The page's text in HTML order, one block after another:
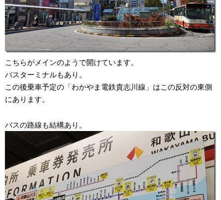
こちらがメインのようで開けています。
バスターミナルもあり。
この後乗車予定の「わかやま電鉄貴志川線」はこの反対の東側
にあります。
バスの路線も結構あり。